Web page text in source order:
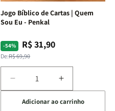
Espirituais
|
Estela
Espirituais
|
Jogo Bíblico de Cartas | Quem
Sou Eu - Penkal
-54%
Preço
normal
De:R$ 69,90
Preço
promocional
R$ 31,90
Diminuir
a
quantidade
Aumentar
a
quantidade
Adicionar ao carrinho